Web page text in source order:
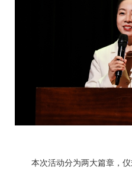
本次活动分为两大篇章，